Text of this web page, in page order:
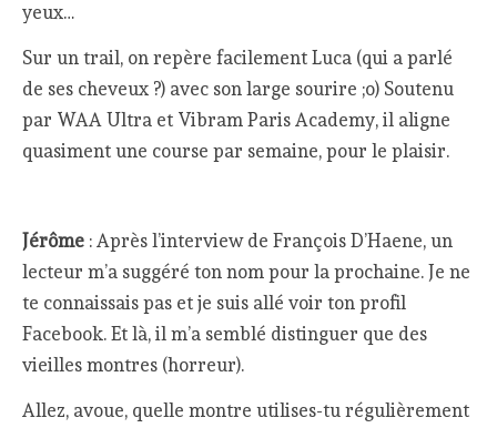
yeux…
Sur un trail, on repère facilement Luca (qui a parlé
de ses cheveux ?) avec son large sourire ;o) Soutenu
par WAA Ultra et Vibram Paris Academy, il aligne
quasiment une course par semaine, pour le plaisir.
Jérôme : Après l’interview de François D’Haene, un
lecteur m’a suggéré ton nom pour la prochaine. Je ne
te connaissais pas et je suis allé voir ton profil
Facebook. Et là, il m’a semblé distinguer que des
vieilles montres (horreur).
Allez, avoue, quelle montre utilises-tu régulièrement